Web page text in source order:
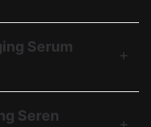
Serum
Seren